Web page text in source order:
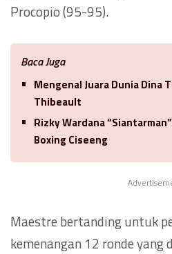
Procopio (95-95).
Baca Juga
Mengenal Juara Dunia Dina
Thibeault
Rizky Wardana
Boxing Ciseeng
Maestre bertanding untuk
kemenangan 12 ronde